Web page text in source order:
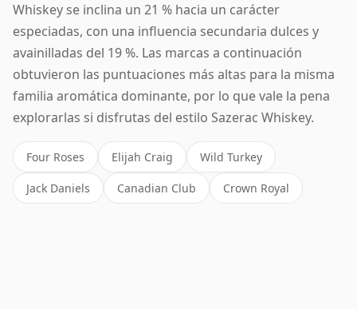
Whiskey se inclina un 21 % hacia un carácter
especiadas, con una influencia secundaria dulces y
avainilladas del 19 %. Las marcas a continuación
obtuvieron las puntuaciones más altas para la misma
familia aromática dominante, por lo que vale la pena
explorarlas si disfrutas del estilo Sazerac Whiskey.
Four Roses Elijah Craig Wild Turkey
Jack Daniels Canadian Club Crown Royal